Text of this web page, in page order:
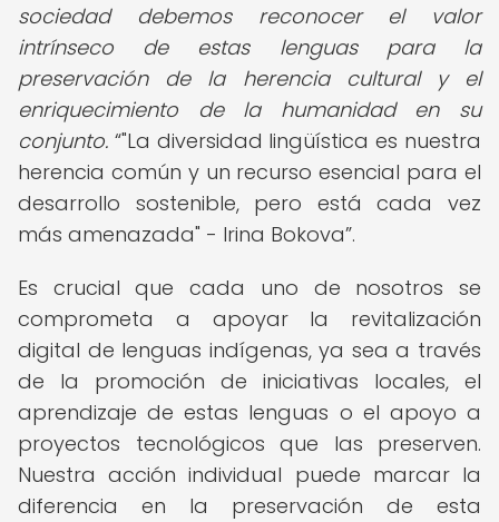
sociedad debemos reconocer el valor
intrínseco de estas lenguas para la
preservación de la herencia cultural y el
enriquecimiento de la humanidad en su
conjunto. "La diversidad lingüística es nuestra
herencia común y un recurso esencial para el
desarrollo sostenible, pero está cada vez
más amenazada" - Irina Bokova .
Es crucial que cada uno de nosotros se
comprometa a apoyar la revitalización
digital de lenguas indígenas, ya sea a través
de la promoción de iniciativas locales, el
aprendizaje de estas lenguas o el apoyo a
proyectos tecnológicos que las preserven.
Nuestra acción individual puede marcar la
diferencia en la preservación de esta